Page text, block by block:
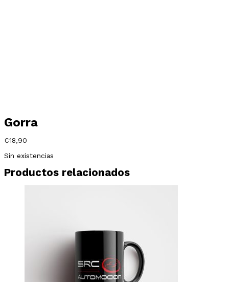
Gorra
€18,90
Sin existencias
Productos relacionados